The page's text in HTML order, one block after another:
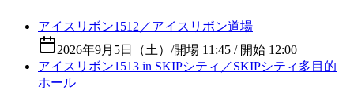
アイスリボン1512／アイスリボン道場
2026年9月5日（土） /開場 11:45 / 開始 12:00
アイスリボン1513 in SKIPシティ／SKIPシティ多目的
ホール